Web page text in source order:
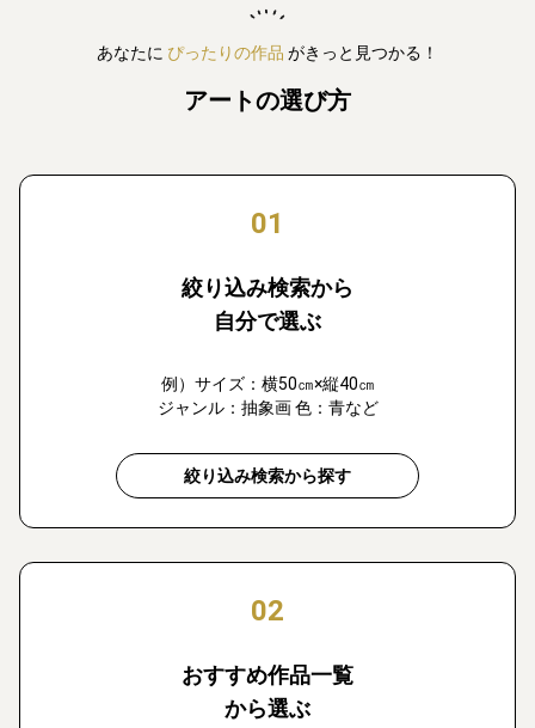
あなたに ぴったりの作品 がきっと見つかる！
アートの選び方
01
絞り込み検索から
自分で選ぶ
例）サイズ：横50㎝×縦40㎝
ジャンル：抽象画 色：青など
絞り込み検索から探す
02
おすすめ作品一覧
から選ぶ